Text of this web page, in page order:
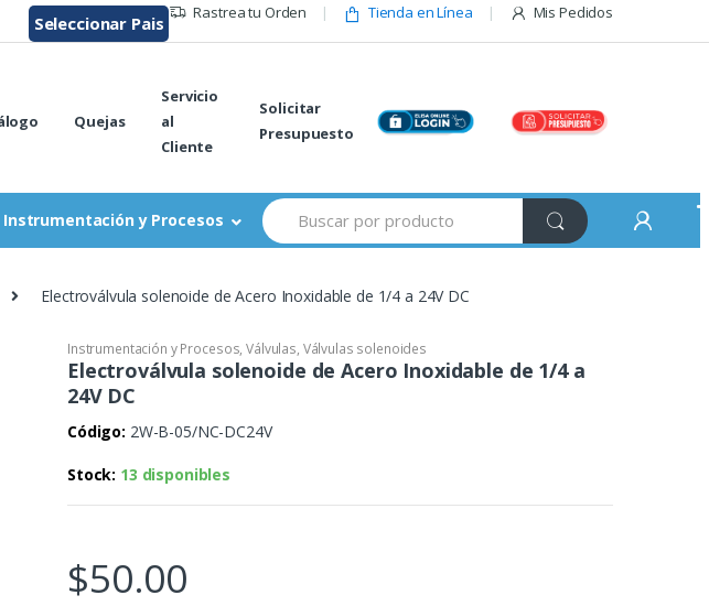
Rastrea tu Orden Tienda en Línea Mis Pedidos
Seleccionar Pais
Quejas
Servicio
al
Cliente
Solicitar
Presupuesto
Instrumentación y Procesos
Buscar:
Electroválvula solenoide de Acero Inoxidable de 1/4 a 24V DC
Instrumentación y Procesos,Válvulas, Válvulas solenoides
Electroválvula solenoide de Acero Inoxidable de 1/4 a
24V DC
Código: 2W-B-05/NC-DC24V
Stock: 13 disponibles
$50.00